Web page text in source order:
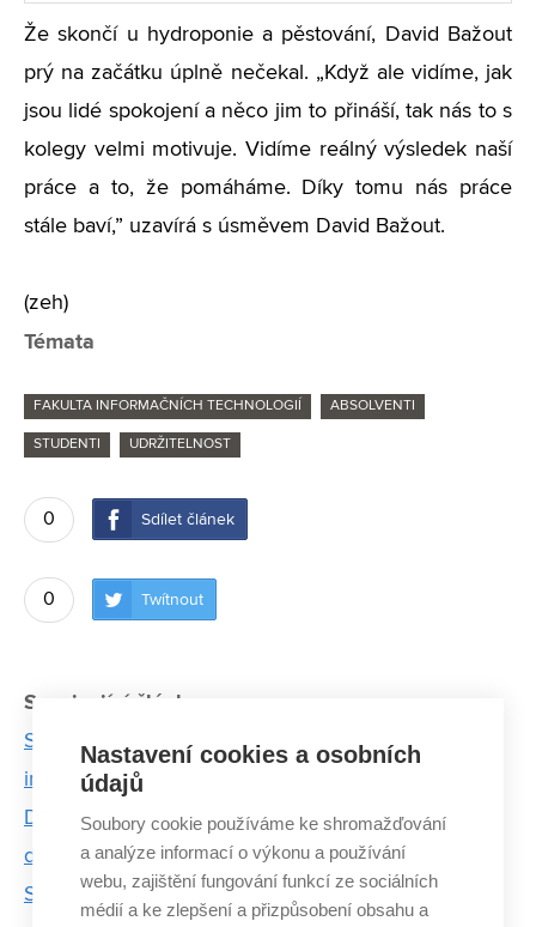
Že skončí u hydroponie a pěstování, David Bažout
prý na začátku úplně nečekal. „Když ale vidíme, jak
jsou lidé spokojení a něco jim to přináší, tak nás to s
kolegy velmi motivuje. Vidíme reálný výsledek naší
práce a to, že pomáháme. Díky tomu nás práce
stále baví,” uzavírá s úsměvem David Bažout.
(zeh)
Témata
FAKULTA INFORMAČNÍCH TECHNOLOGIÍ ABSOLVENTI
STUDENTI UDRŽITELNOST
0 Sdílet článek
0 Twítnout
Související články:
Studenti z FIT VUT založili startup Zaitra. Plánují
inovovat lesnictví
Dron s technologií z VUT odhalí nebezpečí na
demonstraci i v davu sportovních fanoušků
Stanislav Smatana vymýšlí software umožňující
Nastavení cookies a osobních
údajů
Soubory cookie používáme ke shromažďování
a analýze informací o výkonu a používání
webu, zajištění fungování funkcí ze sociálních
médií a ke zlepšení a přizpůsobení obsahu a